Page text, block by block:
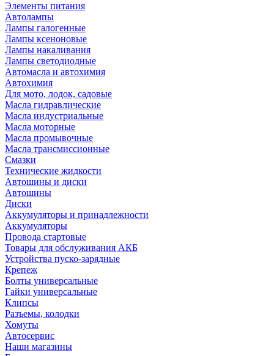
Элементы питания
Автолампы
Лампы галогенные
Лампы ксеноновые
Лампы накаливания
Лампы светодиодные
Автомасла и автохимия
Автохимия
Для мото, лодок, садовые
Масла гидравлические
Масла индустриальные
Масла моторные
Масла промывочные
Масла трансмиссионные
Смазки
Технические жидкости
Автошины и диски
Автошины
Диски
Аккумуляторы и принадлежности
Аккумуляторы
Провода стартовые
Товары для обслуживания АКБ
Устройства пуско-зарядные
Крепеж
Болты универсальные
Гайки универсальные
Клипсы
Разъемы, колодки
Хомуты
Автосервис
Наши магазины